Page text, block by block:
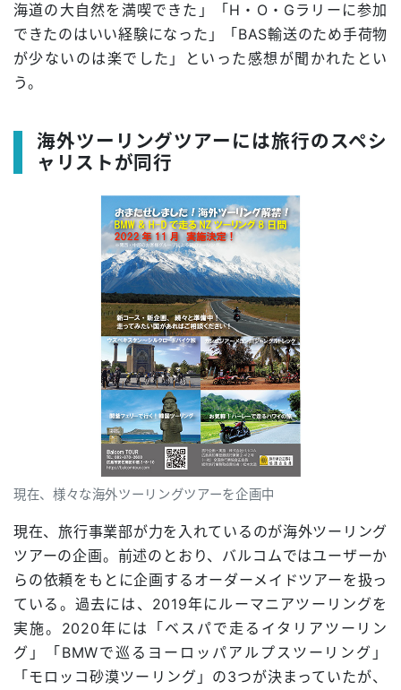
海道の大自然を満喫できた」「H・O・Gラリーに参加
できたのはいい経験になった」「BAS輸送のため手荷物
が少ないのは楽でした」といった感想が聞かれたとい
う。
海外ツーリングツアーには旅行のスペシ
ャリストが同行
現在、様々な海外ツーリングツアーを企画中
現在、旅行事業部が力を入れているのが海外ツーリング
ツアーの企画。前述のとおり、バルコムではユーザーか
らの依頼をもとに企画するオーダーメイドツアーを扱っ
ている。過去には、2019年にルーマニアツーリングを
実施。2020年には「ベスパで走るイタリアツーリン
グ」「BMWで巡るヨーロッパアルプスツーリング」
「モロッコ砂漠ツーリング」の3つが決まっていたが、